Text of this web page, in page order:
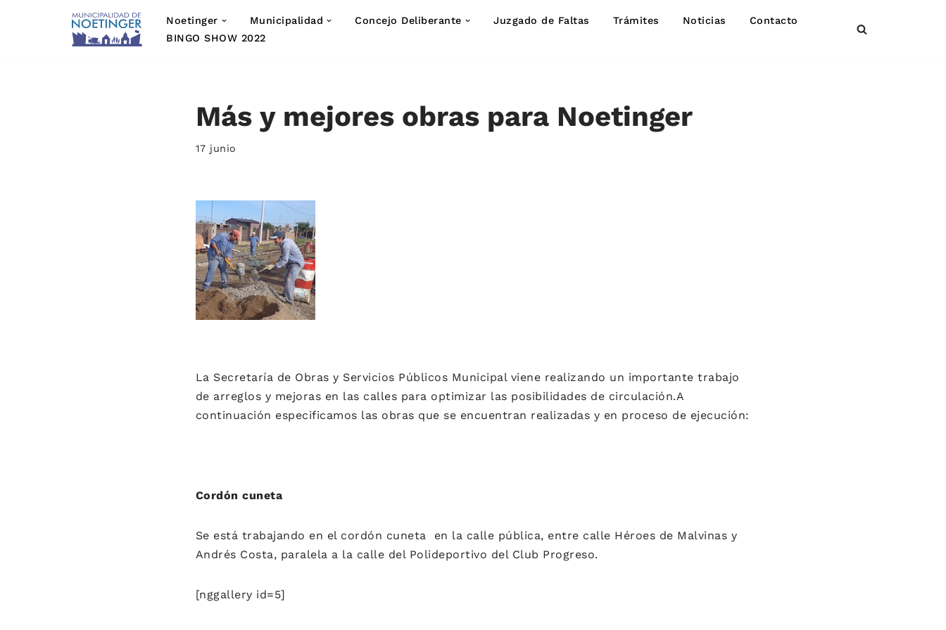
Noetinger Municipalidad Concejo Deliberante Juzgado de Faltas Trámites Noticias
Contacto
BINGO SHOW 2022
Más y mejores obras para Noetinger
17 junio
La Secretaría de Obras y Servicios Públicos Municipal viene realizando un importante trabajo
de arreglos y mejoras en las calles para optimizar las posibilidades de circulación.A
continuación especificamos las obras que se encuentran realizadas y en proceso de ejecución:
Cordón cuneta
Se está trabajando en el cordón cuneta en la calle pública, entre calle Héroes de Malvinas y
Andrés Costa, paralela a la calle del Polideportivo del Club Progreso.
[nggallery id=5]